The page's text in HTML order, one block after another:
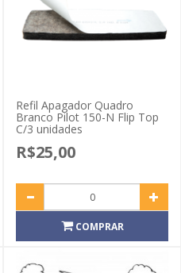
Refil Apagador Quadro
Branco Pilot 150-N Flip Top
C/3 unidades
R$25,00
COMPRAR